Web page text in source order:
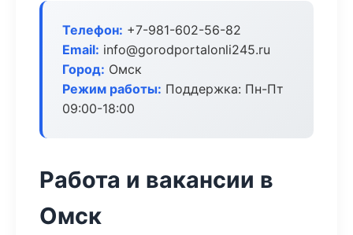
Телефон: +7-981-602-56-82
Email: info@gorodportalonli245.ru
Город: Омск
Режим работы: Поддержка: Пн-Пт
09:00-18:00
Работа и вакансии в
Омск